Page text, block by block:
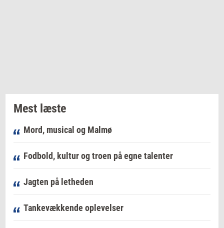
Mest læste
Mord, musical og Malmø
Fodbold, kultur og troen på egne talenter
Jagten på letheden
Tankevækkende oplevelser